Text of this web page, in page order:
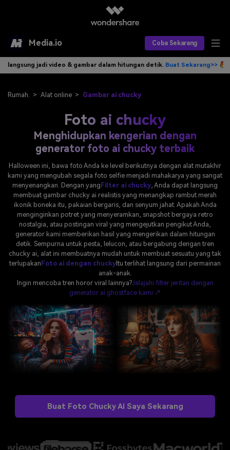
Media.io Coba Sekarang
Alat AI
AI Video
AI Gambar
AI Audio
Model AI yang Didukung
Produk AI
Asisten Video AI
Editor Video AI
Editor Gambar AI
Editor Audio AI
Find More Solutions >>
Efek Video
Efek Foto
Sumber Daya
Panduan Pengguna Apa yang Baru
FAQs Hubungi Kami
Tips & Tutorial AI
Postingan Terbaru
Jelajahi Lebih Banyak >>
Harga
Veo3 TOP
Masuk
Berkreasi dengan AI
& gambar dalam hitungan detik.Buat Sekarang>> Tulis idemu,
Rumah. > Alat online > Gambar ai chucky
Foto ai chucky
Menghidupkan kengerian dengan
generator foto ai chucky terbaik
Halloween ini, bawa foto Anda ke level berikutnya dengan alat mutakhir
kami yang mengubah segala foto selfie menjadi mahakarya yang sangat
menyenangkan. Dengan yangFilter ai chucky , Anda dapat langsung
membuat gambar chucky ai realistis yang menangkap rambut merah
ikonik boneka itu, pakaian bergaris, dan senyum jahat. Apakah Anda
menginginkan potret yang menyeramkan, snapshot bergaya retro
nostalgia, atau postingan viral yang mengejutkan pengikut Anda,
generator kami memberikan hasil yang mengerikan dalam hitungan
detik. Sempurna untuk pesta, lelucon, atau bergabung dengan tren
chucky ai, alat ini membuatnya mudah untuk membuat sesuatu yang tak
terlupakanFoto ai dengan chuckyItu terlihat langsung dari permainan
anak-anak.
Ingin mencoba tren horor viral lainnya?Jelajahi filter jeritan dengan
generator ai ghostface kami ↗
Buat Foto Chucky Ai Saya Sekarang